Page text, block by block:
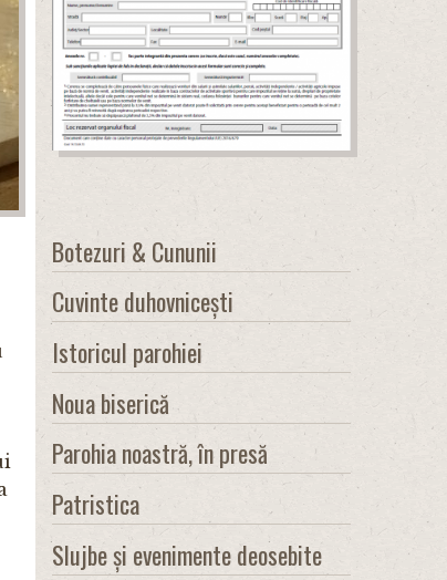
Botezuri & Cununii
Cuvinte duhovnicești
Istoricul parohiei
Noua biserică
Parohia noastră, în presă
Patristica
Slujbe și evenimente deosebite